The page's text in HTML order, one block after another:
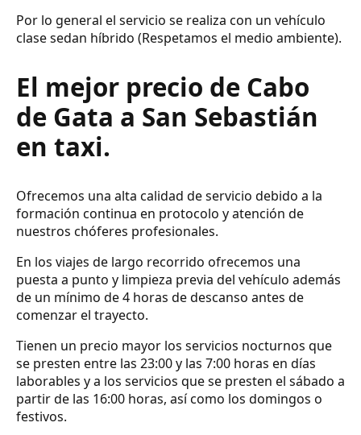
Por lo general el servicio se realiza con un vehículo
clase sedan híbrido (Respetamos el medio ambiente).
El mejor precio de Cabo
de Gata a San Sebastián
en taxi.
Ofrecemos una alta calidad de servicio debido a la
formación continua en protocolo y atención de
nuestros chóferes profesionales.
En los viajes de largo recorrido ofrecemos una
puesta a punto y limpieza previa del vehículo además
de un mínimo de 4 horas de descanso antes de
comenzar el trayecto.
Tienen un precio mayor los servicios nocturnos que
se presten entre las 23:00 y las 7:00 horas en días
laborables y a los servicios que se presten el sábado a
partir de las 16:00 horas, así como los domingos o
festivos.